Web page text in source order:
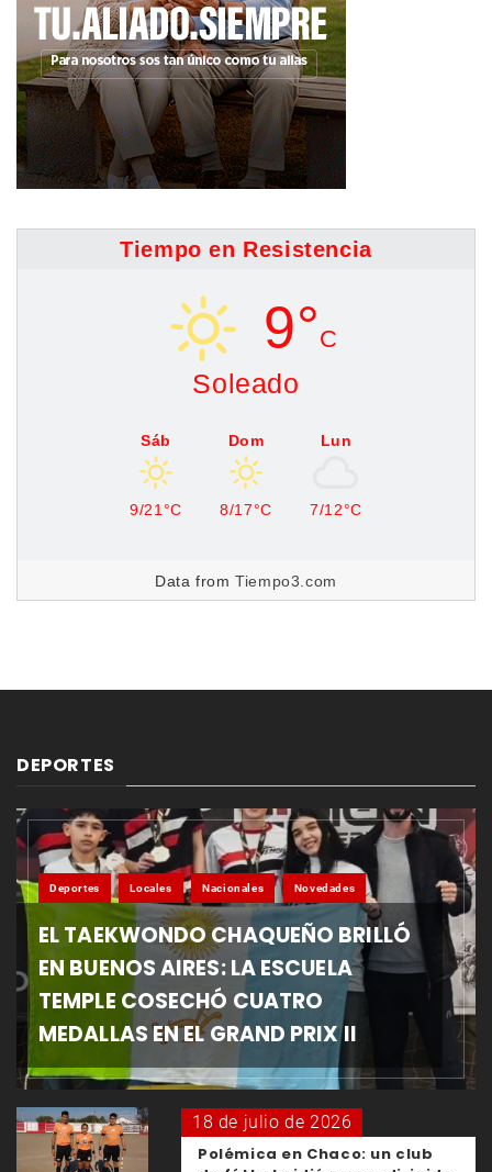
Tiempo en Resistencia
9°C
Soleado
Sáb
9/21°C
Dom
8/17°C
Lun
7/12°C
Data fromTiempo3.com
DEPORTES
Deportes Locales Nacionales Novedades
EL TAEKWONDO CHAQUEÑO BRILLÓ
EN BUENOS AIRES: LA ESCUELA
TEMPLE COSECHÓ CUATRO
MEDALLAS EN EL GRAND PRIX II
18 de julio de 2026
Polémica en Chaco: un club